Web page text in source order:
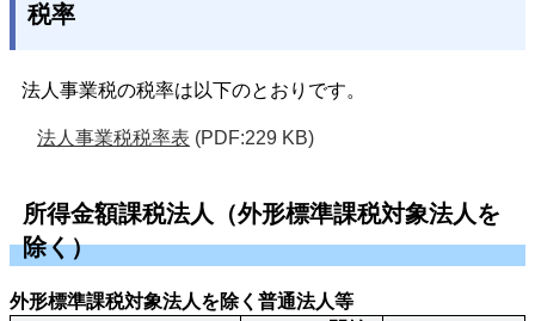
税率
法人事業税の税率は以下のとおりです。
法人事業税税率表 (PDF:229 KB)
所得金額課税法人（外形標準課税対象法人を
除く）
外形標準課税対象法人を除く普通法人等